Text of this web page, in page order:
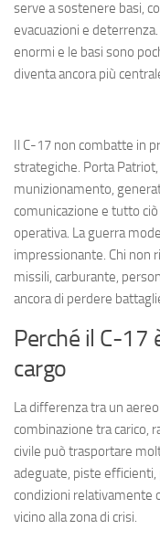
serve a sostenere basi,
evacuazioni e
enormi e le basi sono
diventa ancora più
Il C-17 non combatte in
strategiche. Porta
munizionamento,
comunicazione e tutto
operativa. La guerra
impressionante. Chi non
missili, carburante,
ancora di perdere
Perché il C-17
cargo
La differenza tra un
combinazione tra carico,
civile può trasportare
adeguate, piste
condizioni relativamente
vicino alla zona di crisi.